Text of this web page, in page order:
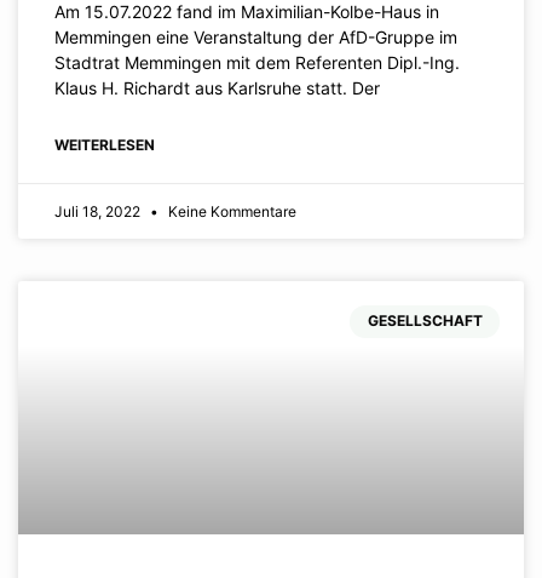
Am 15.07.2022 fand im Maximilian-Kolbe-Haus in
Memmingen eine Veranstaltung der AfD-Gruppe im
Stadtrat Memmingen mit dem Referenten Dipl.-Ing.
Klaus H. Richardt aus Karlsruhe statt. Der
WEITERLESEN
Juli 18, 2022 Keine Kommentare
GESELLSCHAFT